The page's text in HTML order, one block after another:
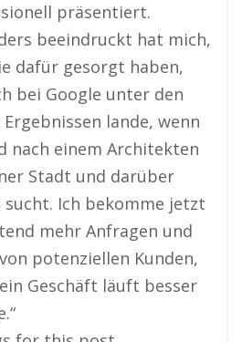
präsentiert.
beeindruckt hat mich,
dafür gesorgt haben,
bei Google unter den
lande, wenn
nach einem Architekten
Stadt und darüber
sucht. Ich bekomme jetzt
mehr Anfragen und
potenziellen Kunden,
Geschäft läuft besser